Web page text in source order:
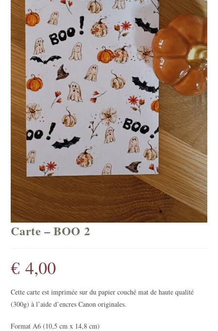
Carte – BOO 2
€ 4,00
Cette carte est imprimée sur du papier couché mat de haute qualité
(300g) à l’aide d’encres Canon originales.
Format A6 (10,5 cm x 14,8 cm)